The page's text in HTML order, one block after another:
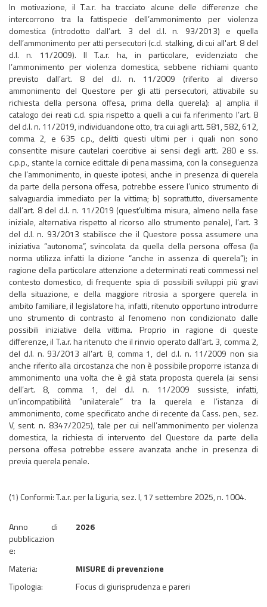
In motivazione, il T.a.r. ha tracciato alcune delle differenze che
intercorrono tra la fattispecie dell’ammonimento per violenza
domestica (introdotto dall’art. 3 del d.l. n. 93/2013) e quella
dell’ammonimento per atti persecutori (c.d. stalking, di cui all'art. 8 del
d.l. n. 11/2009). Il T.a.r. ha, in particolare, evidenziato che
l’ammonimento per violenza domestica, sebbene richiami quanto
previsto dall’art. 8 del d.l. n. 11/2009 (riferito al diverso
ammonimento del Questore per gli atti persecutori, attivabile su
richiesta della persona offesa, prima della querela): a) amplia il
catalogo dei reati c.d. spia rispetto a quelli a cui fa riferimento l’art. 8
del d.l. n. 11/2019, individuandone otto, tra cui agli artt. 581, 582, 612,
comma 2, e 635 c.p., delitti questi ultimi per i quali non sono
consentite misure cautelari coercitive ai sensi degli artt. 280 e ss.
c.p.p., stante la cornice edittale di pena massima, con la conseguenza
che l’ammonimento, in queste ipotesi, anche in presenza di querela
da parte della persona offesa, potrebbe essere l’unico strumento di
salvaguardia immediato per la vittima; b) soprattutto, diversamente
dall’art. 8 del d.l. n. 11/2019 (quest’ultima misura, almeno nella fase
iniziale, alternativa rispetto al ricorso allo strumento penale), l’art. 3
del d.l. n. 93/2013 stabilisce che il Questore possa assumere una
iniziativa “autonoma”, svincolata da quella della persona offesa (la
norma utilizza infatti la dizione “anche in assenza di querela”); in
ragione della particolare attenzione a determinati reati commessi nel
contesto domestico, di frequente spia di possibili sviluppi più gravi
della situazione, e della maggiore ritrosia a sporgere querela in
ambito familiare, il legislatore ha, infatti, ritenuto opportuno introdurre
uno strumento di contrasto al fenomeno non condizionato dalle
possibili iniziative della vittima. Proprio in ragione di queste
differenze, il T.a.r. ha ritenuto che il rinvio operato dall’art. 3, comma 2,
del d.l. n. 93/2013 all’art. 8, comma 1, del d.l. n. 11/2009 non sia
anche riferito alla circostanza che non è possibile proporre istanza di
ammonimento una volta che è già stata proposta querela (ai sensi
dell’art. 8, comma 1, del d.l. n. 11/2009 sussiste, infatti,
un’incompatibilità “unilaterale” tra la querela e l’istanza di
ammonimento, come specificato anche di recente da Cass. pen., sez.
V, sent. n. 8347/2025), tale per cui nell’ammonimento per violenza
domestica, la richiesta di intervento del Questore da parte della
persona offesa potrebbe essere avanzata anche in presenza di
previa querela penale.
(1) Conformi: T.a.r. per la Liguria, sez. I, 17 settembre 2025, n. 1004.
Anno di
pubblicazion
e:
2026
Materia:
MISURE di prevenzione
Tipologia:
Focus di giurisprudenza e pareri